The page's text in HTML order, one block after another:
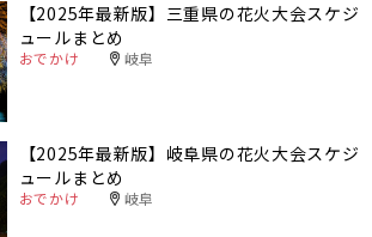
【2025年最新版】三重県の花火大会スケジ
ュールまとめ
おでかけ 岐阜
【2025年最新版】岐阜県の花火大会スケジ
ュールまとめ
おでかけ 岐阜